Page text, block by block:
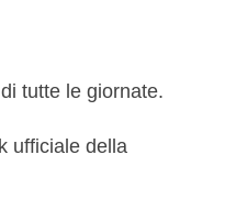
tutte le giornate.
ufficiale della